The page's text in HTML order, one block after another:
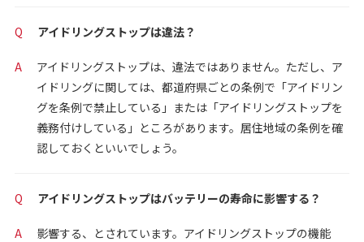
Q アイドリングストップは違法？
A
アイドリングストップは、違法ではありません。ただし、ア
イドリングに関しては、都道府県ごとの条例で「アイドリン
グを条例で禁止している」または「アイドリングストップを
義務付けしている」ところがあります。居住地域の条例を確
認しておくといいでしょう。
Q アイドリングストップはバッテリーの寿命に影響する？
A
影響する、とされています。アイドリングストップの機能